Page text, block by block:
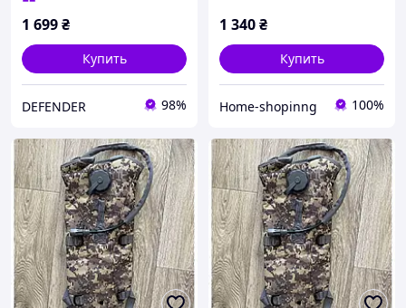
1 699₴
Купить
DEFENDER 98%
1 340₴
Купить
Home-shopinng 100%